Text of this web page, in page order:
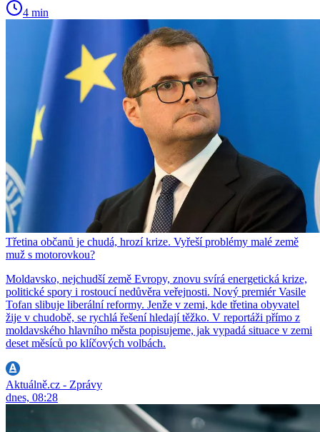
4 min
Třetina občanů je chudá, hrozí krize. Vyřeší problémy malé země
muž s motorovkou?
Moldavsko, nejchudší země Evropy, znovu svírá energetická krize,
politické spory i rostoucí nedůvěra veřejnosti. Nový premiér Vasile
Tofan slibuje liberální reformy. Jenže v zemi, kde třetina obyvatel
žije v chudobě, se rychlá řešení hledají těžko. V reportáži přímo z
moldavského hlavního města popisujeme, jak vypadá situace v zemi
deset měsíců po klíčových volbách.
Aktuálně.cz - Zprávy
dnes, 08:28